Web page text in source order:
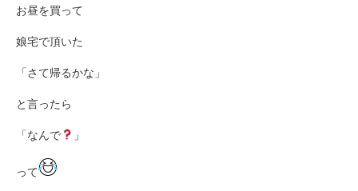
お昼を買って
娘宅で頂いた
「さて帰るかな」
と言ったら
「なんで 」
って